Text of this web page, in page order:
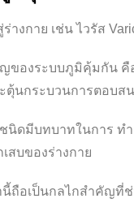
ร่างกาย เช่นไวรัส
ของระบบภูมิคุ้มกัน คื
ตุ้นกระบวนการตอบส
ชนิดมีบทบาทในการ ท
สบของร่างกาย
นี้ถือเป็นกลไกสำคัญที่